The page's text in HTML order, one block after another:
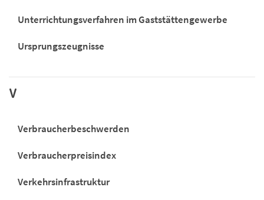
Unterrichtungsverfahren im Gaststättengewerbe
Ursprungszeugnisse
V
Verbraucherbeschwerden
Verbraucherpreisindex
Verkehrsinfrastruktur